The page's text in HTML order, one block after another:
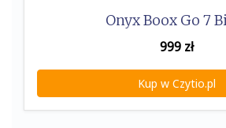
Onyx Boox Go 7
999zł
Kup w Czytio.pl